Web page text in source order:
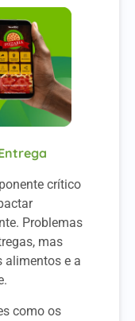
crítico
Problemas
mas
alimentos e a
como os